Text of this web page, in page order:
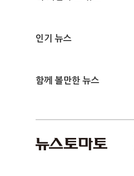
인기 뉴스
함께 볼만한 뉴스